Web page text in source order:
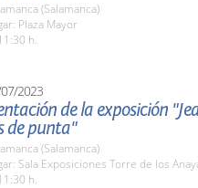
(Salamanca)
Plaza Mayor
h.
2023
de la exposición
de punta"
(Salamanca)
Sala Exposiciones Torre de los
h.